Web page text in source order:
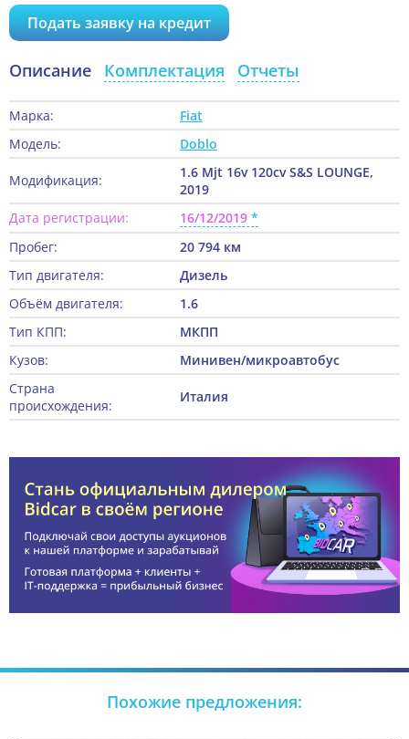
Подать заявку на кредит
Описание Комплектация Отчеты
Марка:
Fiat
Модель:
Doblo
Модификация:
1.6 Mjt 16v 120cv S&S LOUNGE,
2019
Дата регистрации:
16/12/2019
Пробег:
20 794 км
Тип двигателя:
Дизель
Объём двигателя:
1.6
Тип КПП:
МКПП
Кузов:
Минивен/микроавтобус
Страна
происхождения:
Италия
Похожие предложения: